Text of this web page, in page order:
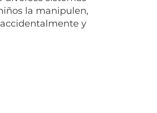
la manipulen,
y